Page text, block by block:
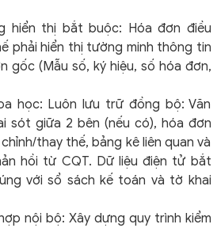
hiển thị bắt buộc: Hóa đơn điều
phải hiển thị tường minh thông tin
gốc (Mẫu số, ký hiệu, số hóa đơn,
học: Luôn lưu trữ đồng bộ: Văn
sót giữa 2 bên (nếu có), hóa đơn
thay thế, bảng kê liên quan và
hồi từ CQT. Dữ liệu điện tử bắt
với sổ sách kế toán và tờ khai
nội bộ: Xây dựng quy trình kiểm